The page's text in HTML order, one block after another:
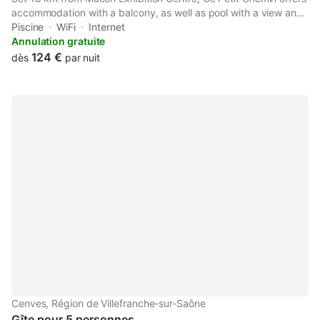
accommodation with a balcony, as well as pool with a view and
a garden. This property offers access to a terrace and free
private parking.
Piscine WiFi
Internet
Annulation gratuite
dès 124 € par nuit
Cenves, Région de Villefranche-sur-Saône